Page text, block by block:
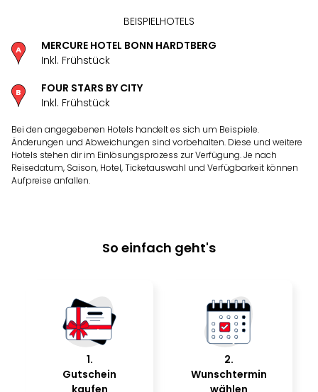
BEISPIELHOTELS
MERCURE HOTEL BONN HARDTBERG
Inkl. Frühstück
FOUR STARS BY CITY
Inkl. Frühstück
Bei den angegebenen Hotels handelt es sich um Beispiele.
Änderungen und Abweichungen sind vorbehalten. Diese und weitere
Hotels stehen dir im Einlösungsprozess zur Verfügung. Je nach
Reisedatum, Saison, Hotel, Ticketauswahl und Verfügbarkeit können
Aufpreise anfallen.
So einfach geht's
1.
Gutschein
kaufen
2.
Wunschtermin
wählen